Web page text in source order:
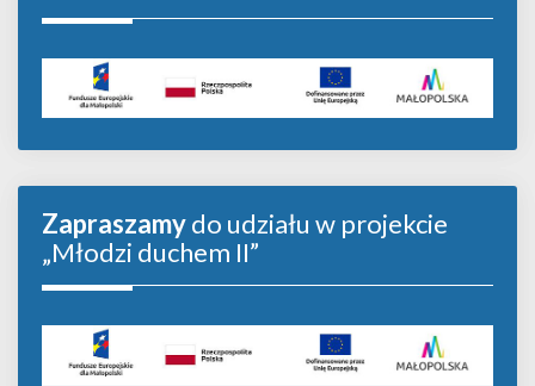
Zapraszamydo udziału w projekcie
„Młodzi duchem II”